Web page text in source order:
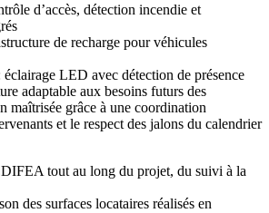
d’accès, détection incendie et
de recharge pour véhicules
LED avec détection de présence
adaptable aux besoins futurs des
maîtrisée grâce à une coordination
et le respect des jalons du calendrier
tout au long du projet, du suivi à la
des surfaces locataires réalisés en